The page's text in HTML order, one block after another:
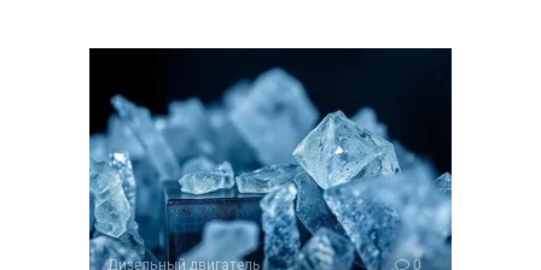
Дизельный двигатель 0